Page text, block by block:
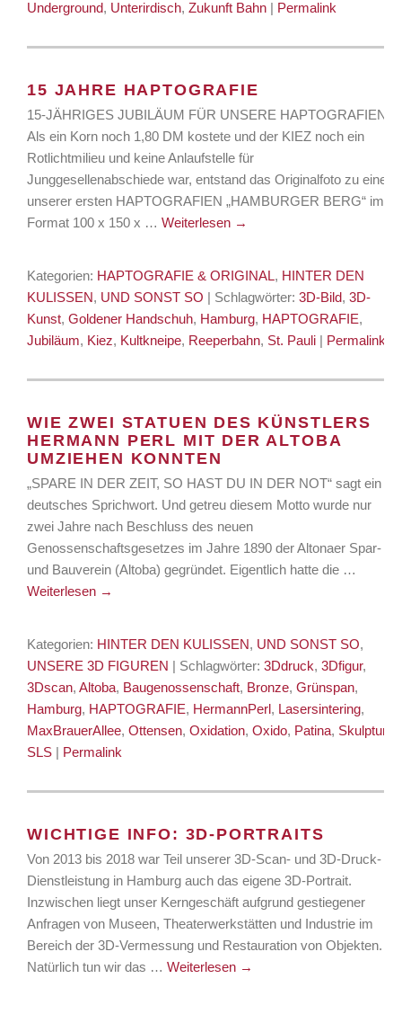
Underground, Unterirdisch,Zukunft Bahn | Permalink
15 JAHRE HAPTOGRAFIE
15-JÄHRIGES JUBILÄUM FÜR UNSERE HAPTOGRAFIEN
Als ein Korn noch 1,80 DM kostete und der KIEZ noch ein
Rotlichtmilieu und keine Anlaufstelle für
Junggesellenabschiede war, entstand das Originalfoto zu einer
unserer ersten HAPTOGRAFIEN „HAMBURGER BERG“ im
Format 100 x 150 x …Weiterlesen →
Kategorien: HAPTOGRAFIE & ORIGINAL, HINTER DEN
KULISSEN, UND SONST SO | Schlagwörter:3D-Bild,3D-
Kunst,Goldener Handschuh, Hamburg, HAPTOGRAFIE,
Jubiläum, Kiez, Kultkneipe, Reeperbahn, St. Pauli | Permalink
WIE ZWEI STATUEN DES KÜNSTLERS
HERMANN PERL MIT DER ALTOBA
UMZIEHEN KONNTEN
„SPARE IN DER ZEIT, SO HAST DU IN DER NOT“ sagt ein
deutsches Sprichwort. Und getreu diesem Motto wurde nur
zwei Jahre nach Beschluss des neuen
Genossenschaftsgesetzes im Jahre 1890 der Altonaer Spar-
und Bauverein (Altoba) gegründet. Eigentlich hatte die …
Weiterlesen →
Kategorien: HINTER DEN KULISSEN, UND SONST SO,
UNSERE 3D FIGUREN | Schlagwörter:3Ddruck,3Dfigur,
3Dscan,Altoba, Baugenossenschaft, Bronze,Grünspan,
Hamburg, HAPTOGRAFIE, HermannPerl, Lasersintering,
MaxBrauerAllee,Ottensen,Oxidation,Oxido, Patina, Skulptur
SLS | Permalink
WICHTIGE INFO: 3D-PORTRAITS
Von 2013 bis 2018 war Teil unserer 3D-Scan- und 3D-Druck-
Dienstleistung in Hamburg auch das eigene 3D-Portrait.
Inzwischen liegt unser Kerngeschäft aufgrund gestiegener
Anfragen von Museen, Theaterwerkstätten und Industrie im
Bereich der 3D-Vermessung und Restauration von Objekten.
Natürlich tun wir das …Weiterlesen →